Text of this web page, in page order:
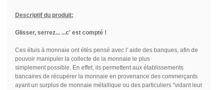
Descriptif du produit:
Glisser, serrez... ...c' est compté !
Ces étuis à monnaie ont étés pensé avec l' aide des banques, afin de
pouvoir manipuler la collecte de la monnaie le plus
simplement possible. En effet, ils permettent aux établissements
bancaires de récupérerla monnaie en provenance des commerçants
ayant un surplus de monnaie métallique ou des particuliers "vidant leur